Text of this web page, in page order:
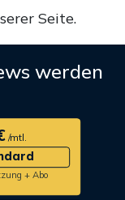
Seite.
werden
/mtl.
+ Abo